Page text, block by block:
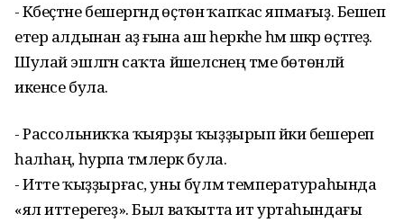
- Кәбеҫтәне бешергәндә өҫтөнә ҡап­ҡас япмағыҙ. Бешеп
етер алдынан аҙ ғына аш һеркәһе һәм шәкәр өҫтәгеҙ.
Шулай эшләгән саҡта йәшелсәнең тәме бөтөнләй
икенсе була.
- Рассольникҡа ҡыяр­ҙы ҡыҙҙырып йәки бешереп
һалһаң, һурпа тәмлерәк була.
- Итте ҡыҙҙырғас, уны бүлмә тем­пе­ратураһында
«ял ит­терегеҙ». Был ваҡытта ит уртаһындағы